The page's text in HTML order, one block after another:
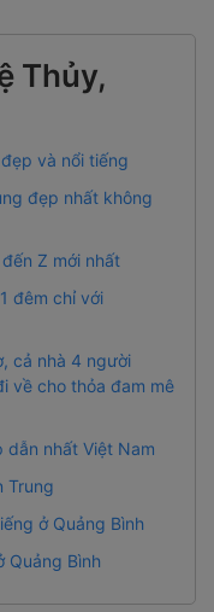
Thủy,
và nổi tiếng
đẹp nhất không
Z mới nhất
đêm chỉ với
cả nhà 4 người
về cho thỏa đam mê
dẫn nhất Việt Nam
Trung
ở Quảng Bình
Quảng Bình